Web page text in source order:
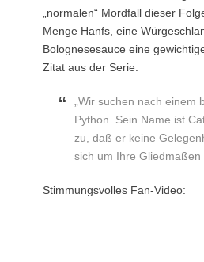
„normalen“ Mordfall dieser
Menge Hanfs, eine
Bolognesesauce eine
Zitat aus der Serie:
„Wir suchen nach einem
Python. Sein Name ist
zu, daß er keine
sich um Ihre Gliedmaßen
Stimmungsvolles Fan-Video: